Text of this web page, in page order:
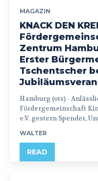
MAGAZIN
KNACK DEN
Zentrum
Erster
Tschentscher
Hamburg (ots) - Anlässlich ihres 50. Jubiläums lud die
Fördergemeinschaft
e.V. gestern Spender,
WALTER
READ